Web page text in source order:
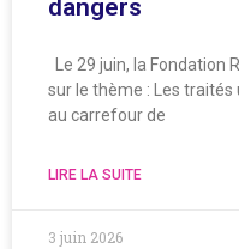
dangers
Le 29 juin, la Fondation
sur le thème : Les traités
au carrefour de
LIRE LA SUITE
3 juin 2026